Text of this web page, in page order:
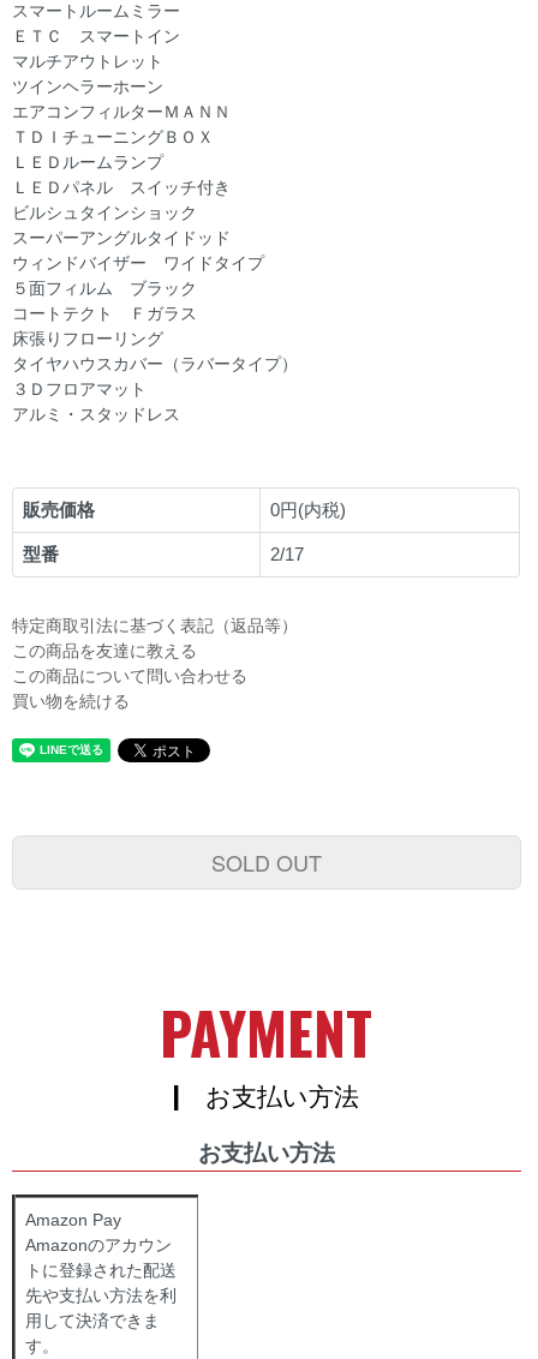
スマートルームミラー
ＥＴＣ スマートイン
マルチアウトレット
ツインヘラーホーン
エアコンフィルターＭＡＮＮ
ＴＤＩチューニングＢＯＸ
ＬＥＤルームランプ
ＬＥＤパネル スイッチ付き
ビルシュタインショック
スーパーアングルタイドッド
ウィンドバイザー ワイドタイプ
５面フィルム ブラック
コートテクト Ｆガラス
床張りフローリング
タイヤハウスカバー（ラバータイプ）
３Ｄフロアマット
アルミ・スタッドレス
販売価格 0円(内税)
型番 2/17
特定商取引法に基づく表記（返品等）
この商品を友達に教える
この商品について問い合わせる
買い物を続ける
SOLD OUT
PAYMENT
| お支払い方法
お支払い方法
Amazon Pay
Amazonのアカウン
トに登録された配送
先や支払い方法を利
用して決済できま
す。